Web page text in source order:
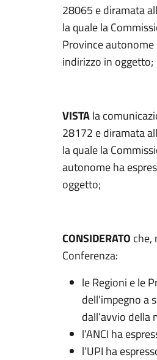
28065 e diramata
la quale la
Province
indirizzo in oggetto;
VISTAla
28172 e diramata
la quale la
autonome ha
oggetto;
CONSIDERATO che,
Conferenza:
le Regioni e le
dell’impegno a
dall’avvio della
l’ANCI ha
l’UPI ha